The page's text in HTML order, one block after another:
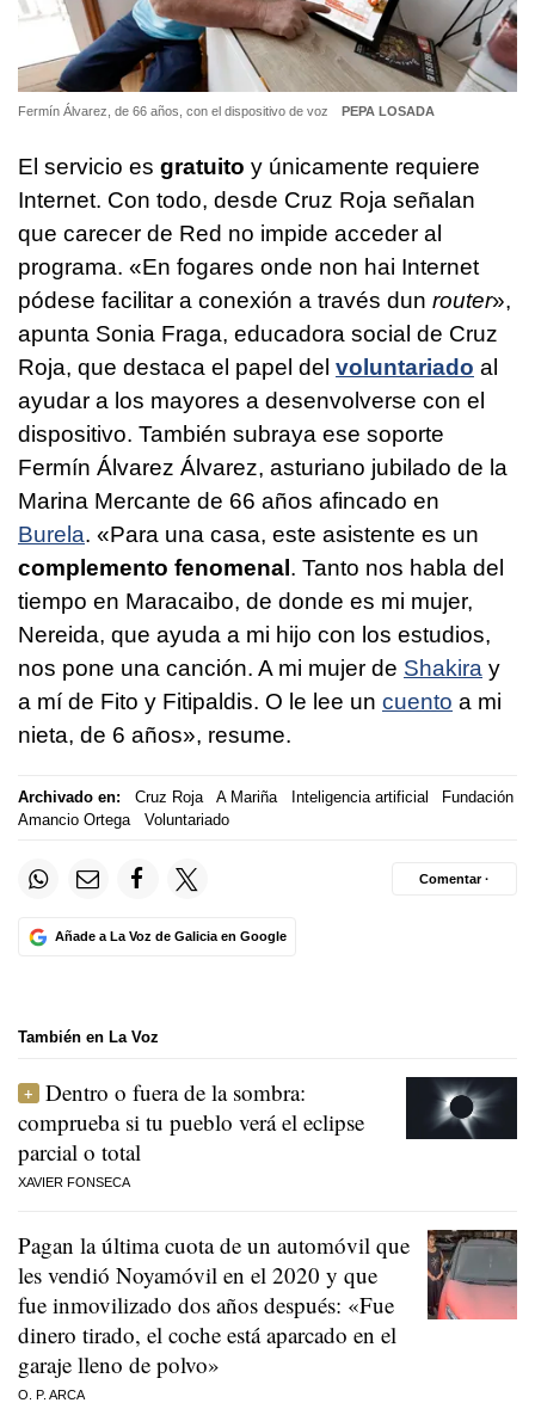
Fermín Álvarez, de 66 años, con el dispositivo de voz PEPA LOSADA
El servicio es gratuito y únicamente requiere
Internet. Con todo, desde Cruz Roja señalan
que carecer de Red no impide acceder al
programa. «En fogares onde non hai Internet
pódese facilitar a conexión a través dun router»,
apunta Sonia Fraga, educadora social de Cruz
Roja, que destaca el papel del voluntariado al
ayudar a los mayores a desenvolverse con el
dispositivo. También subraya ese soporte
Fermín Álvarez Álvarez, asturiano jubilado de la
Marina Mercante de 66 años afincado en
Burela. «Para una casa, este asistente es un
complemento fenomenal . Tanto nos habla del
tiempo en Maracaibo, de donde es mi mujer,
Nereida, que ayuda a mi hijo con los estudios,
nos pone una canción. A mi mujer de Shakira y
a mí de Fito y Fitipaldis. O le lee un cuento a mi
nieta, de 6 años», resume.
Archivado en: Cruz Roja A Mariña Inteligencia artificial
Fundación
Amancio Ortega
Voluntariado
Añade a La Voz de Galicia en Google
Comentar ·
También en La Voz
Dentro o fuera de la sombra:
comprueba si tu pueblo verá el eclipse
parcial o total
XAVIER FONSECA
Pagan la última cuota de un automóvil que
les vendió Noyamóvil en el 2020 y que
fue inmovilizado dos años después: «Fue
dinero tirado, el coche está aparcado en el
garaje lleno de polvo»
O. P. ARCA